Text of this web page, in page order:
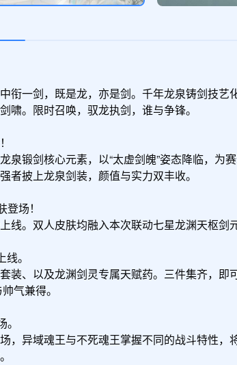
衔一剑，既是龙，亦是剑。千年龙泉铸剑技艺
啸。限时召唤，驭龙执剑，谁与争锋。
锻剑核心元素，以“太虚剑魄”姿态降临，为
者披上龙泉剑装，颜值与实力双丰收。
场！
线。双人皮肤均融入本次联动七星龙渊天枢剑
。
装、以及龙渊剑灵专属天赋药。三件集齐，即
气兼得。
，异域魂王与不死魂王掌握不同的战斗特性，